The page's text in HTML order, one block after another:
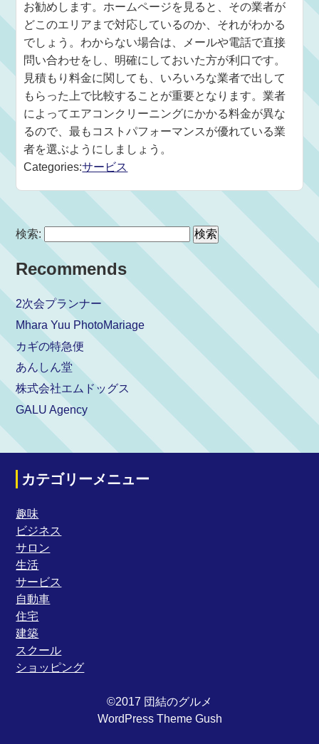
お勧めします。ホームページを見ると、その業者が
どこのエリアまで対応しているのか、それがわかる
でしょう。わからない場合は、メールや電話で直接
問い合わせをし、明確にしておいた方が利口です。
見積もり料金に関しても、いろいろな業者で出して
もらった上で比較することが重要となります。業者
によってエアコンクリーニングにかかる料金が異な
るので、最もコストパフォーマンスが優れている業
者を選ぶようにしましょう。
Categories:サービス
検索:
Recommends
2次会プランナー
Mhara Yuu PhotoMariage
カギの特急便
あんしん堂
株式会社エムドッグス
GALU Agency
カテゴリーメニュー
趣味
ビジネス
サロン
生活
サービス
自動車
住宅
建築
スクール
ショッピング
©2017 団結のグルメ
WordPress Theme Gush